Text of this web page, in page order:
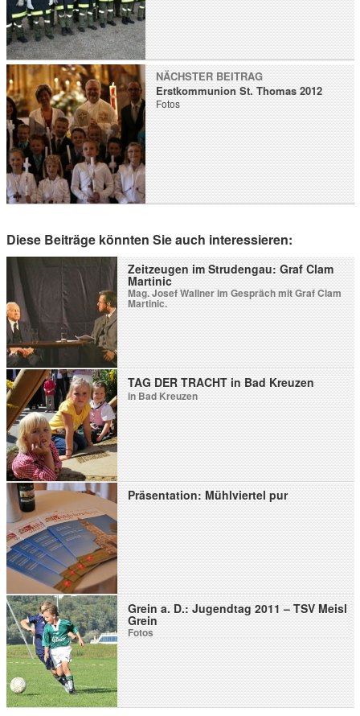
NÄCHSTER BEITRAG
Erstkommunion St. Thomas 2012
Fotos
Diese Beiträge könnten Sie auch interessieren:
Zeitzeugen im Strudengau: Graf Clam
Martinic
Mag. Josef Wallner im Gespräch mit Graf Clam
Martinic.
TAG DER TRACHT in Bad Kreuzen
in Bad Kreuzen
Präsentation: Mühlviertel pur
Grein a. D.: Jugendtag 2011 – TSV Meisl
Grein
Fotos